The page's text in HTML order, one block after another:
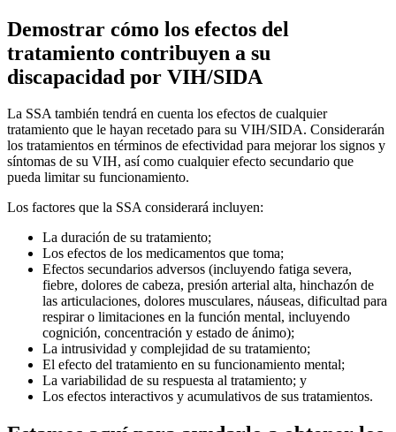
Demostrar cómo los efectos del
tratamiento contribuyen a su
discapacidad por VIH/SIDA
La SSA también tendrá en cuenta los efectos de cualquier
tratamiento que le hayan recetado para su VIH/SIDA. Considerarán
los tratamientos en términos de efectividad para mejorar los signos y
síntomas de su VIH, así como cualquier efecto secundario que
pueda limitar su funcionamiento.
Los factores que la SSA considerará incluyen:
La duración de su tratamiento;
Los efectos de los medicamentos que toma;
Efectos secundarios adversos (incluyendo fatiga severa,
fiebre, dolores de cabeza, presión arterial alta, hinchazón de
las articulaciones, dolores musculares, náuseas, dificultad para
respirar o limitaciones en la función mental, incluyendo
cognición, concentración y estado de ánimo);
La intrusividad y complejidad de su tratamiento;
El efecto del tratamiento en su funcionamiento mental;
La variabilidad de su respuesta al tratamiento; y
Los efectos interactivos y acumulativos de sus tratamientos.